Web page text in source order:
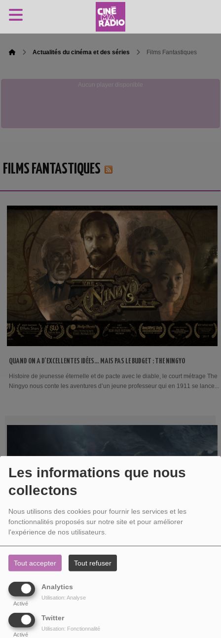
Les informations que nous
collectons
Nous utilisons des cookies pour fournir les services et les
fonctionnalités proposés sur notre site et pour améliorer
l'expérience de nos utilisateurs.
Tout accepter Tout refuser
Analytics
Activé
Utilisation: Analyse
Twitter
Activé
Utilisation: Fonctionnalité
Actualités du cinéma et des séries Films Fantastiques
Aucun player disponible
FILMS FANTASTIQUES
QUAND ON A D'EXCELLENTES IDÉES… MAIS PAS LE BUDGET : THE NINGYO
Histoire de jeunesse éternelle et de pacte avec le diable, le court métrage The
Ningyo nous conte les aventures d’un jeune professeur qui en 1911 se lance...
PERDUS DANS L’ESPACE : LES SAISONS I & II
Il est temps de revenir sur Lost in Space, la série diffusée sur Netflix, tandis
que la seconde saison vient de sortir. Si nous avons toujours quelques
retenues ou...